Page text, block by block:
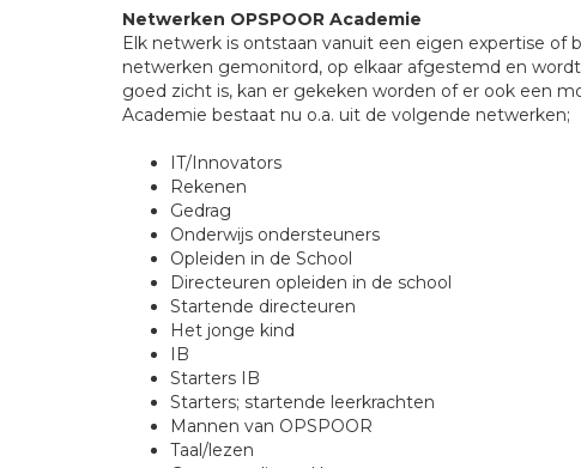
Netwerken OPSPOOR Academie
Elk netwerk is ontstaan vanuit een eigen expertise
netwerken gemonitord, op elkaar afgestemd en
goed zicht is, kan er gekeken worden of er ook een
Academie bestaat nu o.a. uit de volgende netwerken;
IT/Innovators
Rekenen
Gedrag
Onderwijs ondersteuners
Opleiden in de School
Directeuren opleiden in de school
Startende directeuren
Het jonge kind
IB
Starters IB
Starters; startende leerkrachten
Mannen van OPSPOOR
Taal/lezen